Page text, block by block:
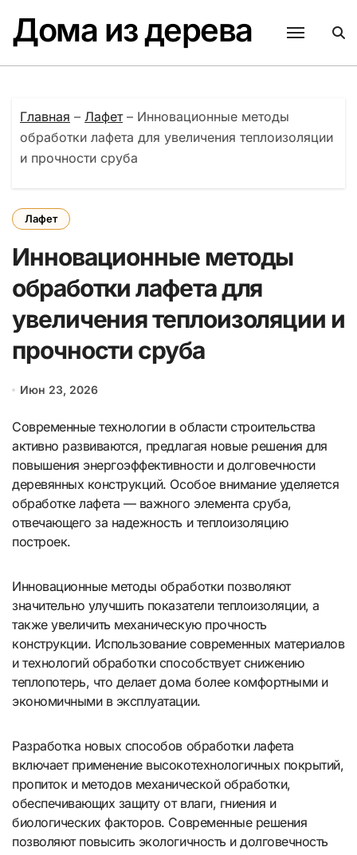
содержанию
Дома из дерева
Главная – Лафет– Инновационные методы
обработки лафета для увеличения теплоизоляции
и прочности сруба
Лафет
Инновационные методы
обработки лафета для
увеличения теплоизоляции и
прочности сруба
Июн 23, 2026
Современные технологии в области строительства
активно развиваются, предлагая новые решения для
повышения энергоэффективности и долговечности
деревянных конструкций. Особое внимание уделяется
обработке лафета — важного элемента сруба,
отвечающего за надежность и теплоизоляцию
построек.
Инновационные методы обработки позволяют
значительно улучшить показатели теплоизоляции, а
также увеличить механическую прочность
конструкции. Использование современных материалов
и технологий обработки способствует снижению
теплопотерь, что делает дома более комфортными и
экономичными в эксплуатации.
Разработка новых способов обработки лафета
включает применение высокотехнологичных покрытий,
пропиток и методов механической обработки,
обеспечивающих защиту от влаги, гниения и
биологических факторов. Современные решения
позволяют повысить экологичность и долговечность